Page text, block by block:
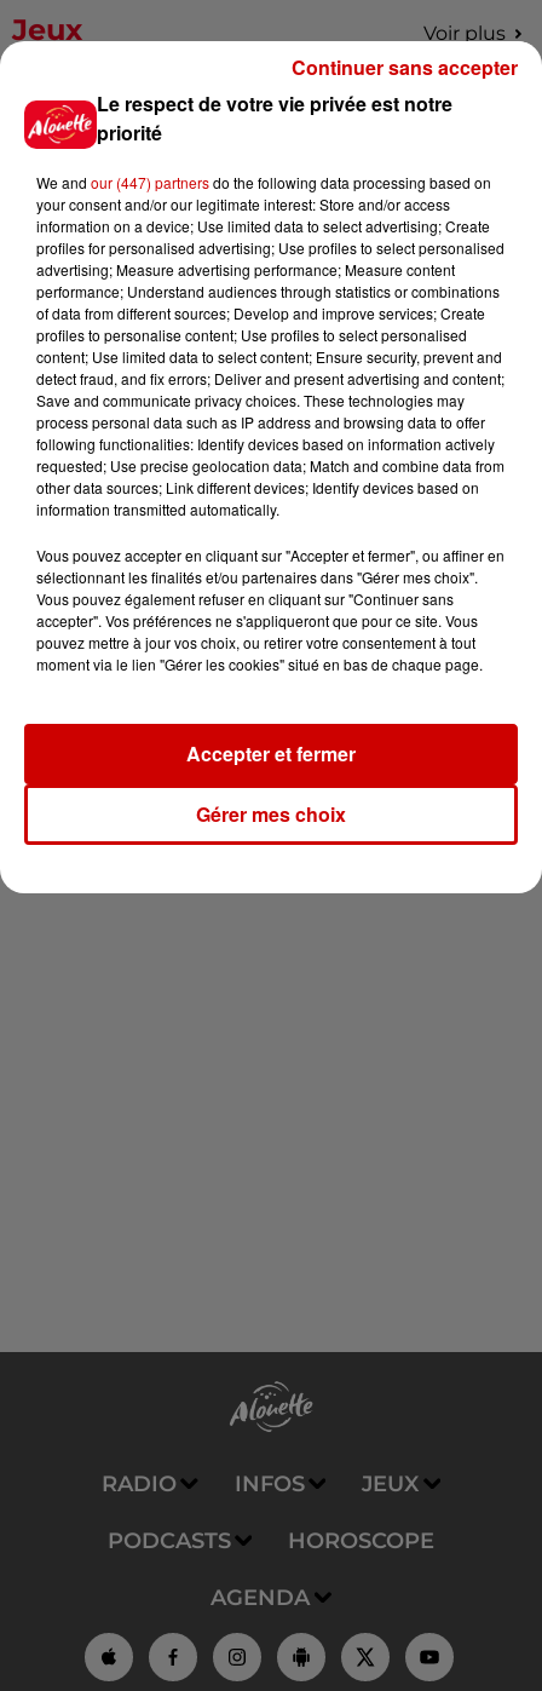
Jeux Voir plus
Gagnez vos places pour
l'événement Ride the Show à
Gagnez vos places pour le
festival Marché Gourmand 2026
à Coulon !
Le Duel - Gagnez vos entrées
pour le parc animalier de votre
choix !
Destination Vacances - Gagnez
votre séjour en famille au cœur
de la...
Newsletter
RADIO INFOS JEUX
PODCASTS HOROSCOPE
AGENDA
Le respect de votre vie privée est notre
priorité
We and our (447) partnersdo the following data processing based on
your consent and/or our legitimate interest: Store and/or access
information on a device; Use limited data to select advertising; Create
profiles for personalised advertising; Use profiles to select personalised
advertising; Measure advertising performance; Measure content
performance; Understand audiences through statistics or combinations
of data from different sources; Develop and improve services; Create
profiles to personalise content; Use profiles to select personalised
content; Use limited data to select content; Ensure security, prevent and
detect fraud, and fix errors; Deliver and present advertising and content;
Save and communicate privacy choices. These technologies may
process personal data such as IP address and browsing data to offer
following functionalities: Identify devices based on information actively
requested; Use precise geolocation data; Match and combine data from
other data sources; Link different devices; Identify devices based on
information transmitted automatically.
Vous pouvez accepter en cliquant sur "Accepter et fermer", ou affiner en
sélectionnant les finalités et/ou partenaires dans "Gérer mes choix".
Vous pouvez également refuser en cliquant sur "Continuer sans
accepter". Vos préférences ne s'appliqueront que pour ce site. Vous
pouvez mettre à jour vos choix, ou retirer votre consentement à tout
moment via le lien "Gérer les cookies" situé en bas de chaque page.
Gérer mes choix
Accepter et fermer
Continuer sans accepter